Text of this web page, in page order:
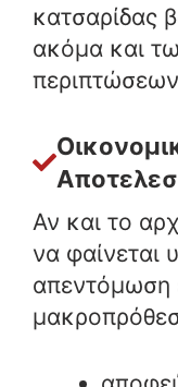
κατσαρίδας
ακόμα και
Αν και το
να φαίνεται
απεντόμωση